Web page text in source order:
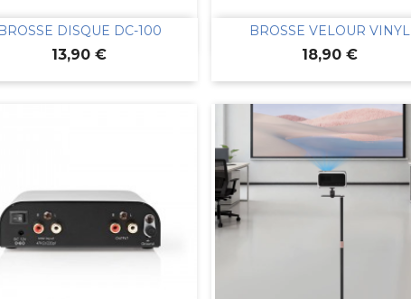
DISQUE DC-100
Prix
13,90 €
Aperçu rapide BROSSE VELOUR VINYL
Prix
18,90 €
Aperçu rapide